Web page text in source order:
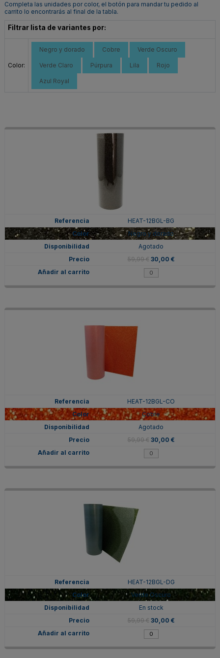
Completa las unidades por color, el botón para mandar tu pedido al
carrito lo encontrarás al final de la tabla.
Filtrar lista de variantes por:
Color:
Negro y dorado Cobre Verde Oscuro
Verde Claro Púrpura Lila Rojo
Azul Royal
HEAT-12BGL-BG
Negro y dorado
Agotado
59,99 € 30,00 €
HEAT-12BGL-CO
Cobre
Agotado
59,99 € 30,00 €
HEAT-12BGL-DG
Verde Oscuro
En stock
59,99 € 30,00 €